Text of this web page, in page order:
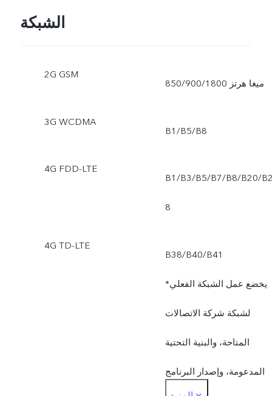
الشبكة
2G GSM
850/900/1800 ميغا هرتز
3G WCDMA
B1/B5/B8
4G FDD-LTE
B1/B3/B5/B7/B8/B20/
8
4G TD-LTE
B38/B40/B41
*يخضع عمل الشبكة الفعلي
لشبكة شركة الاتصالات
المتاحة، والبنية التحتية
المدعومة، وإصدار البرنامج